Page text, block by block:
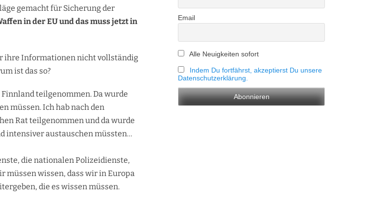
gemacht für Sicherung der
in der EU und das muss jetzt in
ihre Informationen nicht vollständig
ist das so?
teilgenommen. Da wurde
müssen. Ich hab nach den
Rat teilgenommen und da wurde
intensiver austauschen müssten…
die nationalen Polizeidienste,
müssen wissen, dass wir in Europa
die es wissen müssen.
Email
Alle Neuigkeiten sofort
Indem Du fortfährst, akzeptierst Du unsere
Datenschutzerklärung.